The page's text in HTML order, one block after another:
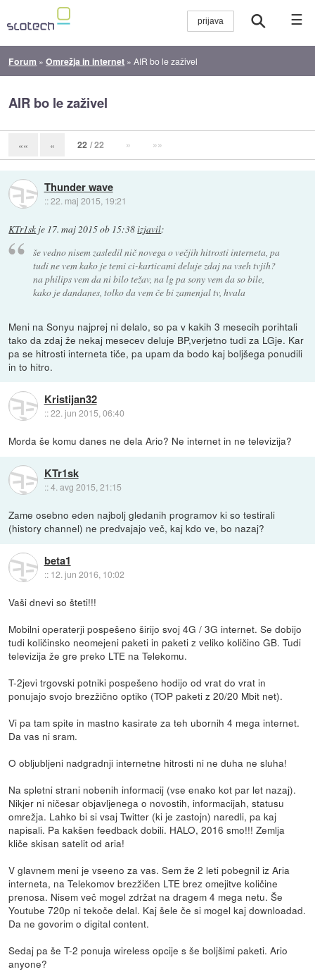
☰
Forum »Omrežja in internet »AIR bo le zaživel
AIR bo le zaživel
«« « 22 / 22 » »»
Thunder wave
::22. maj 2015, 19:21
KTr1sk je 17. maj 2015 ob 15:38izjavil:
še vedno nisem zasledil nič novega o večjih hitrosti interneta, pa
tudi ne vem kako je temi ci-karticami deluje zdaj na vseh tvjih?
na philips vem da ni bilo težav, na lg pa sony vem da so bile,
kako je dandanes, tolko da vem če bi zamenjal tv, hvala
Meni na Sonyu najprej ni delalo, so pa v kakih 3 mesecih porihtali
tako da zdaj že nekaj mesecev deluje BP,verjetno tudi za LGje. Kar
pa se hitrosti interneta tiče, pa upam da bodo kaj boljšega ponudili
in to hitro.
Kristijan32
::22. jun 2015, 06:40
Morda še komu danes ne dela Ario? Ne internet in ne televizija?
KTr1sk
::4. avg 2015, 21:15
Zame osebno eden najbolj gledanih programov ki so testirali
(history channel) ne predvajajo več, kaj kdo ve, bo nazaj?
beta1
:: 12. jun 2016, 10:02
Vaši dnevi so šteti!!!
Mobilni operaterji pospešeno širijo svoj 4G / 3G internet. Se dobijo
tudi količinsko neomejeni paketi in paketi z veliko količino GB. Tudi
televizija že gre preko LTE na Telekomu.
T-2jevi trgovski potniki pospešeno hodijo od vrat do vrat in
ponujajo svojo brezžično optiko (TOP paketi z 20/20 Mbit net).
Vi pa tam spite in mastno kasirate za teh ubornih 4 mega internet.
Da vas ni sram.
O obljubljeni nadgradnji internetne hitrosti ni ne duha ne sluha!
Na spletni strani nobenih informacij (vse enako kot par let nazaj).
Nikjer ni ničesar objavljenega o novostih, informacijah, statusu
omrežja. Lahko bi si vsaj Twitter (ki je zastojn) naredli, pa kaj
napisali. Pa kakšen feedback dobili. HALO, 2016 smo!!! Zemlja
kliče skisan satelit od aria!
V glavnem meni je vseeno za vas. Sem že 2 leti pobegnil iz Aria
interneta, na Telekomov brezžičen LTE brez omejitve količine
prenosa. Nisem več mogel zdržat na dragem 4 mega netu. Še
Youtube 720p ni tekoče delal. Kaj šele če si mogel kaj downloadad.
Da ne govorim o digital content.
Sedaj pa še T-2 ponuja wireless opcije s še boljšimi paketi. Ario
anyone?